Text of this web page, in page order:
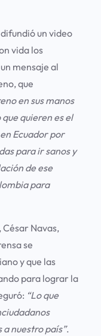
un video
vida los
mensaje al
que
en sus manos
quieren es el
Ecuador por
para ir sanos y
de ese
para
Navas,
se
y que las
para lograr la
“Lo que
nuestro país”.